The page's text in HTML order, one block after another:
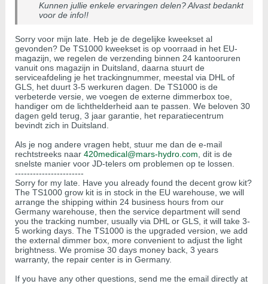
Kunnen jullie enkele ervaringen delen? Alvast bedankt
voor de info!!
Sorry voor mijn late. Heb je de degelijke kweekset al
gevonden? De TS1000 kweekset is op voorraad in het EU-
magazijn, we regelen de verzending binnen 24 kantooruren
vanuit ons magazijn in Duitsland, daarna stuurt de
serviceafdeling je het trackingnummer, meestal via DHL of
GLS, het duurt 3-5 werkuren dagen. De TS1000 is de
verbeterde versie, we voegen de externe dimmerbox toe,
handiger om de lichthelderheid aan te passen. We beloven 30
dagen geld terug, 3 jaar garantie, het reparatiecentrum
bevindt zich in Duitsland.
Als je nog andere vragen hebt, stuur me dan de e-mail
rechtstreeks naar 420medical@mars-hydro.com , dit is de
snelste manier voor JD-telers om problemen op te lossen.
-----------------------
Sorry for my late. Have you already found the decent grow kit?
The TS1000 grow kit is in stock in the EU warehouse, we will
arrange the shipping within 24 business hours from our
Germany warehouse, then the service department will send
you the tracking number, usually via DHL or GLS, it will take 3-
5 working days. The TS1000 is the upgraded version, we add
the external dimmer box, more convenient to adjust the light
brightness. We promise 30 days money back, 3 years
warranty, the repair center is in Germany.
If you have any other questions, send me the email directly at